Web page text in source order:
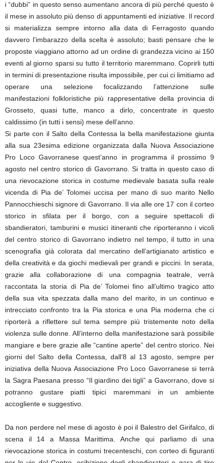
i “dubbi” in questo senso aumentano ancora di più perché questo è
il mese in assoluto più denso di appuntamenti ed iniziative. Il record
si materializza sempre intorno alla data di Ferragosto quando
davvero l’imbarazzo della scelta è assoluto; basti pensare che le
proposte viaggiano attorno ad un ordine di grandezza vicino ai 150
eventi al giorno sparsi su tutto il territorio maremmano. Coprirli tutti
in termini di presentazione risulta impossibile, per cui ci limitiamo ad
operare una selezione focalizzando l’attenzione sulle
manifestazioni folkloristiche più rappresentative della provincia di
Grosseto, quasi tutte, manco a dirlo, concentrate in questo
caldissimo (in tutti i sensi) mese dell’anno.
Si parte con il Salto della Contessa la bella manifestazione giunta
alla sua 23esima edizione organizzata dalla Nuova Associazione
Pro Loco Gavorranese quest’anno in programma il prossimo 9
agosto nel centro storico di Gavorrano. Si tratta in questo caso di
una rievocazione storica in costume medievale basata sulla reale
vicenda di Pia de’ Tolomei uccisa per mano di suo marito Nello
Pannocchieschi signore di Gavorrano. Il via alle ore 17 con il corteo
storico in sfilata per il borgo, con a seguire spettacoli di
sbandieratori, tamburini e musici itineranti che riporteranno i vicoli
del centro storico di Gavorrano indietro nel tempo, il tutto in una
scenografia già colorata dal mercatino dell’artigianato artistico e
della creatività e da giochi medievali per grandi e piccini. In serata,
grazie alla collaborazione di una compagnia teatrale, verrà
raccontata la storia di Pia de’ Tolomei fino all’ultimo tragico atto
della sua vita spezzata dalla mano del marito, in un continuo e
intrecciato confronto tra la Pia storica e una Pia moderna che ci
riporterà a riflettere sul tema sempre più tristemente noto della
violenza sulle donne. All’interno della manifestazione sarà possibile
mangiare e bere grazie alle “cantine aperte” del centro storico. Nei
giorni del Salto della Contessa, dall’8 al 13 agosto, sempre per
iniziativa della Nuova Associazione Pro Loco Gavorranese si terrà
la Sagra Paesana presso “Il giardino dei tigli” a Gavorrano, dove si
potranno gustare piatti tipici maremmani in un ambiente
accogliente e suggestivo.
Da non perdere nel mese di agosto è poi il Balestro del Girifalco, di
scena il 14 a Massa Marittima. Anche qui parliamo di una
rievocazione storica in costumi trecenteschi, con corteo di figuranti